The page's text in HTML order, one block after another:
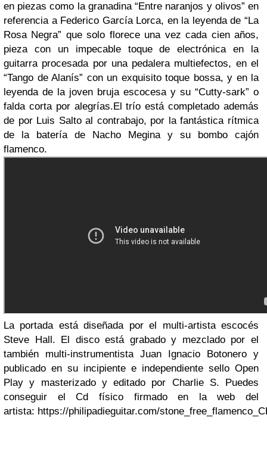
en piezas como la granadina “Entre naranjos y olivos” en
referencia a Federico García Lorca, en la leyenda de “La
Rosa Negra” que solo florece una vez cada cien años,
pieza con un impecable toque de electrónica en la
guitarra procesada por una pedalera multiefectos, en el
“Tango de Alanís” con un exquisito toque bossa, y en la
leyenda de la joven bruja escocesa y su “Cutty-sark” o
falda corta por alegrías. El trío está completado además
de por Luis Salto al contrabajo, por la fantástica rítmica
de la batería de Nacho Megina y su bombo cajón
flamenco.
La portada está diseñada por el multi-artista escocés
Steve Hall. El disco está grabado y mezclado por el
también multi-instrumentista Juan Ignacio Botonero y
publicado en su incipiente e independiente sello Open
Play y masterizado y editado por Charlie S.
Puedes
conseguir el Cd físico firmado en la web del
artista: https://philipadieguitar.com/